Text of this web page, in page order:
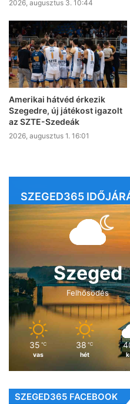
2026, augusztus 3. 10:44
Amerikai hátvéd érkezik
Szegedre, új játékost igazolt
az SZTE-Szedeák
2026, augusztus 1. 16:01
SZEGED365
Szeged
Felhősödés
35 ℃
vas
38 ℃
hét
SZEGED365 FACEBOOK